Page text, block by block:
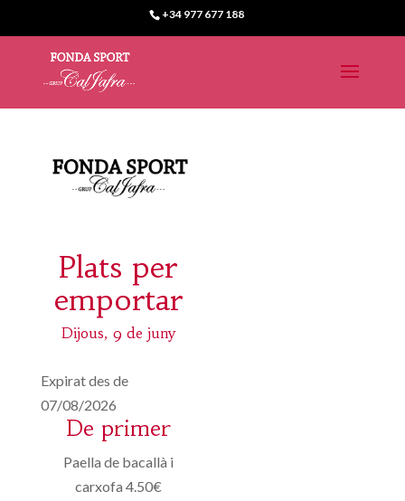
+34 977 677 188
Plats per
emportar
Dijous, 9 de juny
Expirat des de
07/08/2026
De primer
Paella de bacallà i
carxofa 4.50€